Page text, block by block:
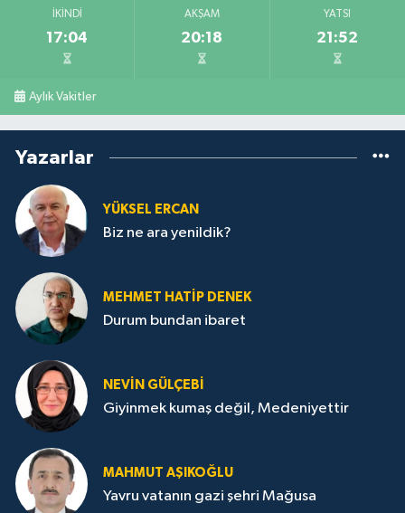
İKINDI
17:04
AKŞAM
20:18
YATSI
21:52
Aylık Vakitler
Yazarlar
YÜKSEL ERCAN
Biz ne ara yenildik?
MEHMET HATİP DENEK
Durum bundan ibaret
NEVİN GÜLÇEBİ
Giyinmek kumaş değil, Medeniyettir
MAHMUT AŞIKOĞLU
Yavru vatanın gazi şehri Mağusa